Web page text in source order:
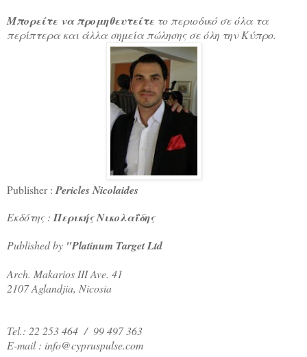
Μπορείτε να προμηθευτείτε το περιοδικό σε όλα τα
περίπτερα και άλλα σημεία πώλησης σε όλη την Κύπρο.
Publisher : Pericles Nicolaides
Εκδότης : Περικής Νικολαΐδης
Published by "Platinum Target Ltd
Arch. Makarios III Ave. 41
2107 Aglandjia, Nicosia
Tel.: 22 253 464 / 99 497 363
E-mail : info@cypruspulse.com